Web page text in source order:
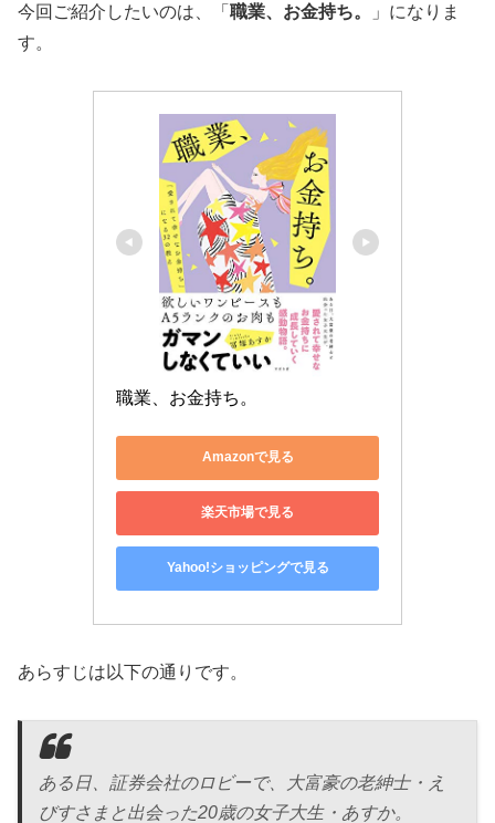
今回ご紹介したいのは、「 職業、お金持ち。
」になりま
す。
職業、お金持ち。
Amazonで見る
楽天市場で見る
Yahoo!ショッピングで見る
あらすじは以下の通りです。
ある日、証券会社のロビーで、大富豪の老紳士・え
びすさまと出会った20歳の女子大生・あすか。